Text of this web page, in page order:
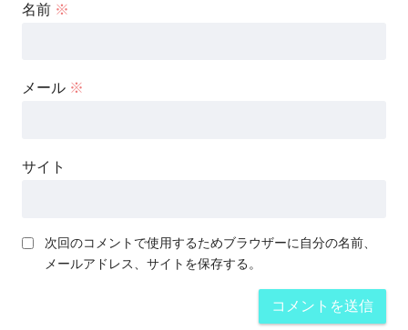
名前 ※
メール ※
サイト
次回のコメントで使用するためブラウザーに自分の名前、
メールアドレス、サイトを保存する。